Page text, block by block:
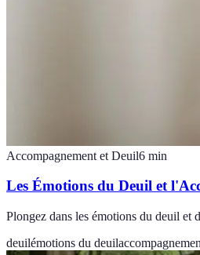
Accompagnement et Deuil6 min
Les Émotions du Deuil et
Plongez dans les émotions du deuil et
deuilémotions du deuil